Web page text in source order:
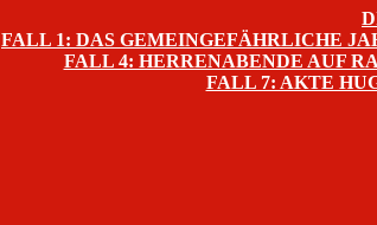
FALL 1: DAS GEMEINGEFÄHRLICHE
FALL 4: HERRENABENDE AUF
FALL 7: AKTE